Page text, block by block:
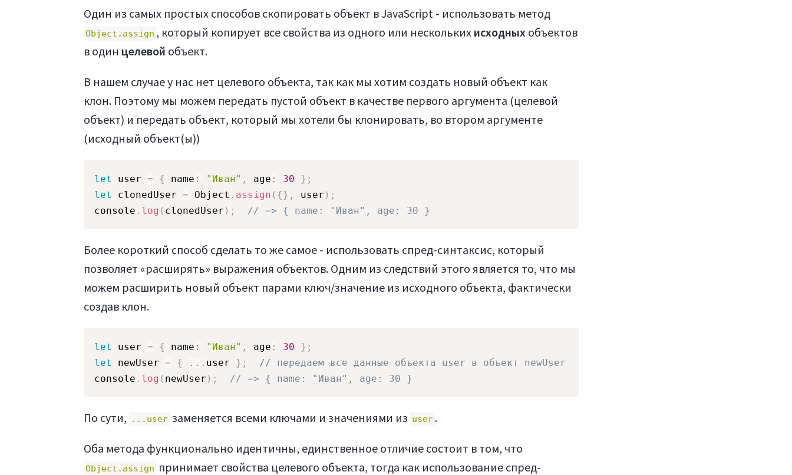
Один из самых простых способов скопировать объект в JavaScript - использовать метод
Object.assign , который копирует все свойства из одного или нескольких исходных объектов
в один целевой объект.
В нашем случае у нас нет целевого объекта, так как мы хотим создать новый объект как
клон. Поэтому мы можем передать пустой объект в качестве первого аргумента (целевой
объект) и передать объект, который мы хотели бы клонировать, во втором аргументе
(исходный объект(ы))
let user = { name : "Иван" , age : 30 } ;
let
clonedUser = Object . assign ( {} , user ) ;
console . log ( clonedUser ) ; // => { name: "Иван", age: 30 }
Более короткий способ сделать то же самое - использовать спред-синтаксис, который
позволяет «расширять» выражения объектов. Одним из следствий этого является то, что мы
можем расширить новый объект парами ключ/значение из исходного объекта, фактически
создав клон.
let user = { name : "Иван" , age : 30 } ;
let
newUser = { ... user } ;
// передаем все данные объекта user в объект newUser
console . log ( newUser ) ; // => { name: "Иван", age: 30 }
По сути, ...user заменяется всеми ключами и значениями из user .
Оба метода функционально идентичны, единственное отличие состоит в том, что
Object.assign принимает свойства целевого объекта, тогда как использование спред-